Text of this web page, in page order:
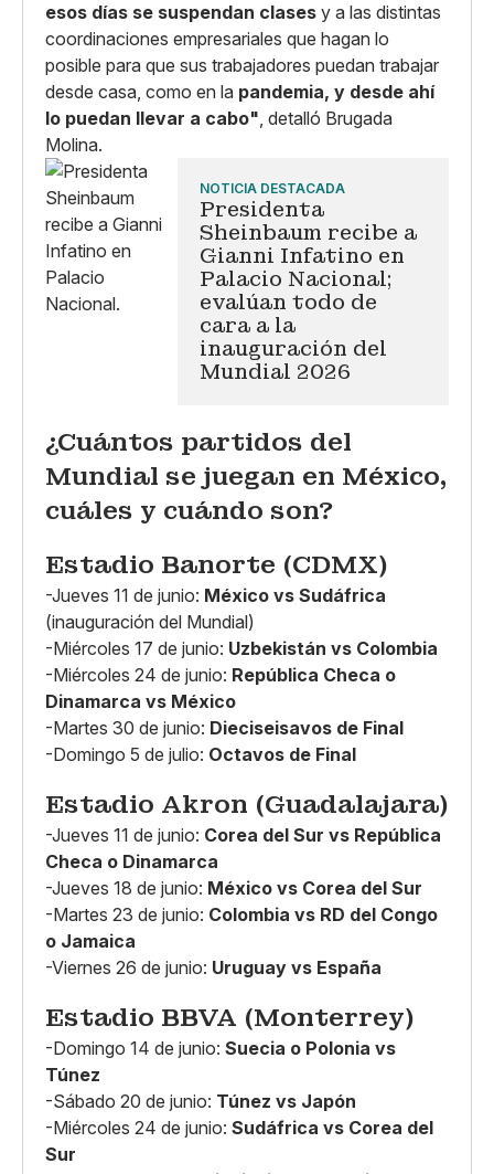
esos días se suspendan clases y a las distintas
coordinaciones empresariales que hagan lo
posible para que sus trabajadores puedan trabajar
desde casa, como en la pandemia, y desde ahí
lo puedan llevar a cabo", detalló Brugada
Molina.
NOTICIA DESTACADA
Presidenta
Sheinbaum recibe a
Gianni Infatino en
Palacio Nacional;
evalúan todo de
cara a la
inauguración del
Mundial 2026
¿Cuántos partidos del
Mundial se juegan en México,
cuáles y cuándo son?
Estadio Banorte (CDMX)
-Jueves 11 de junio: México vs Sudáfrica
(inauguración del Mundial)
-Miércoles 17 de junio: Uzbekistán vs Colombia
-Miércoles 24 de junio: República Checa o
Dinamarca vs México
-Martes 30 de junio: Dieciseisavos de Final
-Domingo 5 de julio: Octavos de Final
Estadio Akron (Guadalajara)
-Jueves 11 de junio: Corea del Sur vs República
Checa o Dinamarca
-Jueves 18 de junio: México vs Corea del Sur
-Martes 23 de junio: Colombia vs RD del Congo
o Jamaica
-Viernes 26 de junio: Uruguay vs España
Estadio BBVA (Monterrey)
-Domingo 14 de junio: Suecia o Polonia vs
Túnez
-Sábado 20 de junio: Túnez vs Japón
-Miércoles 24 de junio: Sudáfrica vs Corea del
Sur